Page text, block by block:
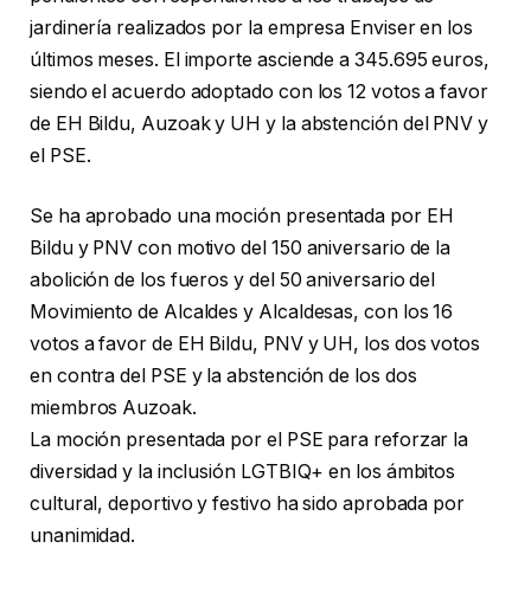
jardinería realizados por la empresa Enviser en los
últimos meses. El importe asciende a 345.695 euros,
siendo el acuerdo adoptado con los 12 votos a favor
de EH Bildu, Auzoak y UH y la abstención del PNV y
el PSE.
Se ha aprobado una moción presentada por EH
Bildu y PNV con motivo del 150 aniversario de la
abolición de los fueros y del 50 aniversario del
Movimiento de Alcaldes y Alcaldesas, con los 16
votos a favor de EH Bildu, PNV y UH, los dos votos
en contra del PSE y la abstención de los dos
miembros Auzoak.
La moción presentada por el PSE para reforzar la
diversidad y la inclusión LGTBIQ+ en los ámbitos
cultural, deportivo y festivo ha sido aprobada por
unanimidad.